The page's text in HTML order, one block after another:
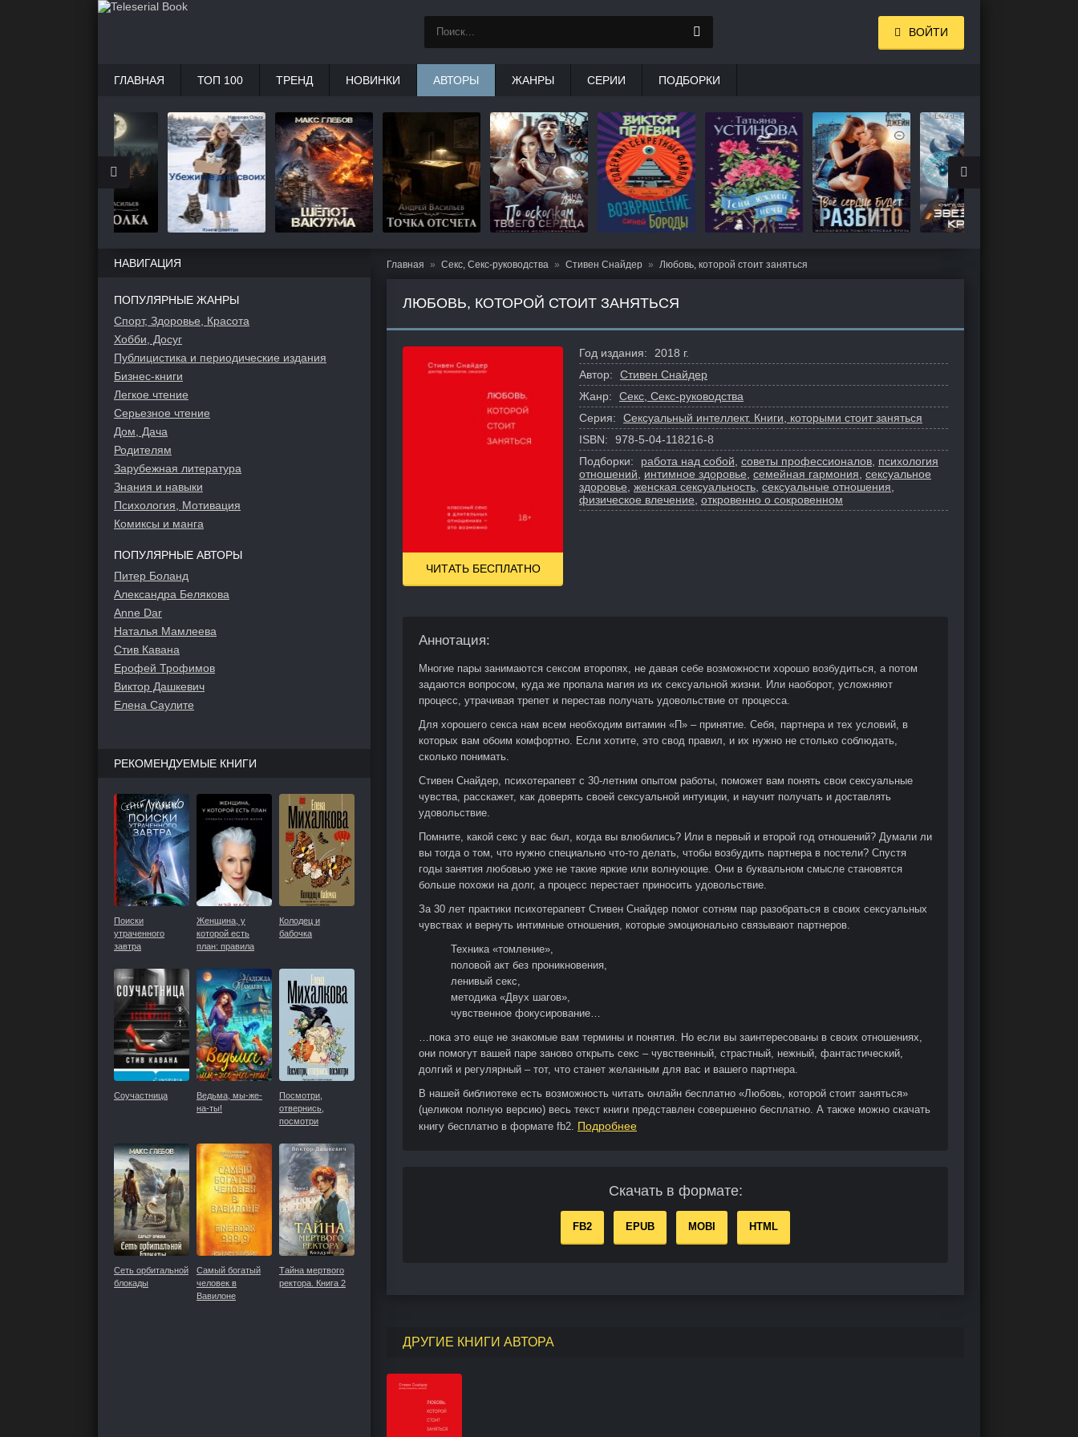
Главная Секс, Секс-руководства Стивен Снайдер Любовь, которой стоит заняться
ЛЮБОВЬ, КОТОРОЙ СТОИТ ЗАНЯТЬСЯ
ЧИТАТЬ БЕСПЛАТНО
Год издания:
2018 г.
Автор:
Стивен Снайдер
Жанр:
Секс, Секс-руководства
Серия:
Сексуальный интеллект. Книги, которыми стоит заняться
ISBN:
978-5-04-118216-8
Подборки:
работа над собой советы профессионалов психология
отношений
интимное здоровье семейная гармония сексуальное
здоровье женская сексуальность сексуальные отношения
физическое влечение откровенно о сокровенном
Аннотация:
Многие пары занимаются сексом второпях, не давая себе возможности хорошо возбудиться, а потом
задаются вопросом, куда же пропала магия из их сексуальной жизни. Или наоборот, усложняют
процесс, утрачивая трепет и перестав получать удовольствие от процесса.
Для хорошего секса нам всем необходим витамин «П» – принятие. Себя, партнера и тех условий, в
которых вам обоим комфортно. Если хотите, это свод правил, и их нужно не столько соблюдать,
сколько понимать.
Стивен Снайдер, психотерапевт с 30-летним опытом работы, поможет вам понять свои сексуальные
чувства, расскажет, как доверять своей сексуальной интуиции, и научит получать и доставлять
удовольствие.
Помните, какой секс у вас был, когда вы влюбились? Или в первый и второй год отношений? Думали ли
вы тогда о том, что нужно специально что-то делать, чтобы возбудить партнера в постели? Спустя
годы занятия любовью уже не такие яркие или волнующие. Они в буквальном смысле становятся
больше похожи на долг, а процесс перестает приносить удовольствие.
За 30 лет практики психотерапевт Стивен Снайдер помог сотням пар разобраться в своих сексуальных
чувствах и вернуть интимные отношения, которые эмоционально связывают партнеров.
Техника «томление»,
половой акт без проникновения,
ленивый секс,
методика «Двух шагов»,
чувственное фокусирование…
…пока это еще не знакомые вам термины и понятия. Но если вы заинтересованы в своих отношениях,
они помогут вашей паре заново открыть секс – чувственный, страстный, нежный, фантастический,
долгий и регулярный – тот, что станет желанным для вас и вашего партнера.
В нашей библиотеке есть возможность читать онлайн бесплатно «Любовь, которой стоит заняться»
(целиком полную версию) весь текст книги представлен совершенно бесплатно. А также можно скачать
книгу бесплатно в формате fb2. Подробнее
Скачать в формате:
FB2 EPUB MOBI HTML
ДРУГИЕ КНИГИ АВТОРА
НАВИГАЦИЯ
ПОПУЛЯРНЫЕ ЖАНРЫ
Спорт, Здоровье, Красота
Хобби, Досуг
Публицистика и периодические издания
Бизнес-книги
Легкое чтение
Серьезное чтение
Дом, Дача
Родителям
Зарубежная литература
Знания и навыки
Психология, Мотивация
Комиксы и манга
ПОПУЛЯРНЫЕ АВТОРЫ
Питер Боланд
Александра Белякова
Anne Dar
Наталья Мамлеева
Стив Кавана
Ерофей Трофимов
Виктор Дашкевич
Елена Саулите
РЕКОМЕНДУЕМЫЕ КНИГИ
Поиски
утраченного
завтра
Женщина, у
которой есть
план: правила
Колодец и
бабочка
Соучастница
Ведьма, мы-же-
на-ты!
Посмотри,
отвернись,
посмотри
Сеть орбитальной
блокады
Самый богатый
человек в
Вавилоне
Тайна мертвого
ректора. Книга 2
ВОЙТИ
ГЛАВНАЯ ТОП 100 ТРЕНД НОВИНКИ АВТОРЫ ЖАНРЫ СЕРИИ ПОДБОРКИ